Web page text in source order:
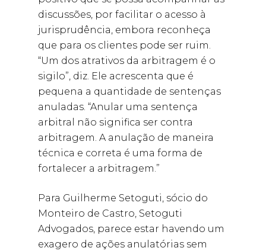
discussões, por facilitar o acesso à
jurisprudência, embora reconheça
que para os clientes pode ser ruim.
“Um dos atrativos da arbitragem é o
sigilo”, diz. Ele acrescenta que é
pequena a quantidade de sentenças
anuladas. “Anular uma sentença
arbitral não significa ser contra
arbitragem. A anulação de maneira
técnica e correta é uma forma de
fortalecer a arbitragem.”
Para Guilherme Setoguti, sócio do
Monteiro de Castro, Setoguti
Advogados, parece estar havendo um
exagero de ações anulatórias sem